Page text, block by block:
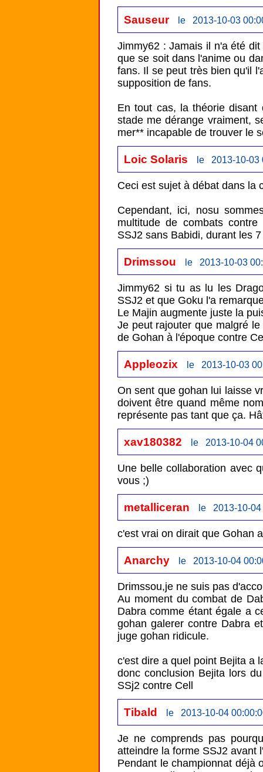
Sauseur le 2013-10-03
Jimmy62 : Jamais il n'a été
que se soit dans l'anime ou
fans. Il se peut très bien qu'il
supposition de fans.
En tout cas, la théorie
stade me dérange vraiment,
mer** incapable de trouver le
Loic Solaris le 2013-10-03
Ceci est sujet à débat dans la
Cependant, ici, nosu
multitude de combats
SSJ2 sans Babidi, durant les
Drimssou le 2013-10-03
Jimmy62 si tu as lu les
SSJ2 et que Goku l'a
Le Majin augmente juste la
Je peut rajouter que malgré
de Gohan à l'époque contre
Appleozix le 2013-10-03
On sent que gohan lui laisse
doivent être quand même
représente pas tant que ça.
xav180382 le 2013-10-04
Une belle collaboration avec
vous ;)
metalliceran le 2013-10-04
c'est vrai on dirait que Gohan
Anarchy le 2013-10-04
Drimssou,je ne suis pas
Au moment du combat de
Dabra comme étant égale a
gohan galerer contre Dabra
juge gohan ridicule.
c'est dire a quel point Bejita a
donc conclusion Bejita lors
SSj2 contre Cell
Tibald le 2013-10-04
Je ne comprends pas
atteindre la forme SSJ2 avant
Pendant le championnat déjà